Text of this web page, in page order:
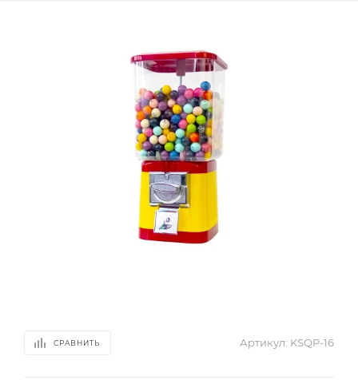
СРАВНИТЬ Артикул: KSQP-16